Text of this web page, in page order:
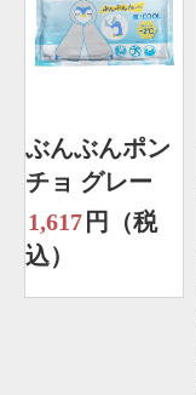
ぶんぶんポン
チョ グレー
1,617 円（税
込）